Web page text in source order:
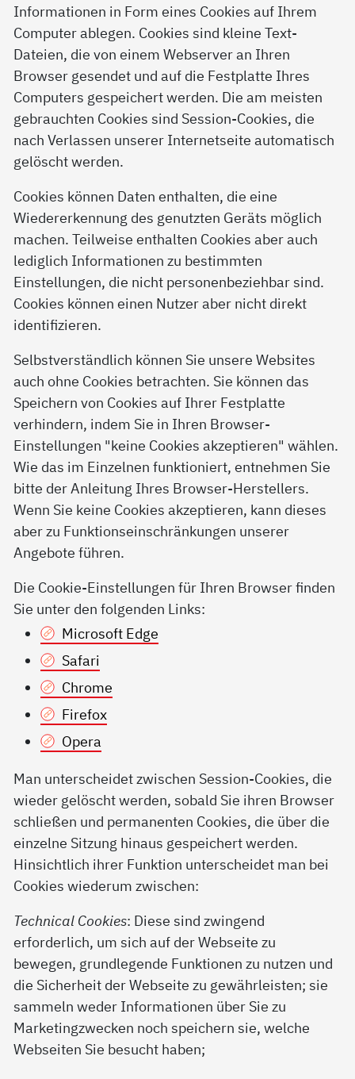
Informationen in Form eines Cookies auf Ihrem
Computer ablegen. Cookies sind kleine Text-
Dateien, die von einem Webserver an Ihren
Browser gesendet und auf die Festplatte Ihres
Computers gespeichert werden. Die am meisten
gebrauchten Cookies sind Session-Cookies, die
nach Verlassen unserer Internetseite automatisch
gelöscht werden.
Cookies können Daten enthalten, die eine
Wiedererkennung des genutzten Geräts möglich
machen. Teilweise enthalten Cookies aber auch
lediglich Informationen zu bestimmten
Einstellungen, die nicht personenbeziehbar sind.
Cookies können einen Nutzer aber nicht direkt
identifizieren.
Selbstverständlich können Sie unsere Websites
auch ohne Cookies betrachten. Sie können das
Speichern von Cookies auf Ihrer Festplatte
verhindern, indem Sie in Ihren Browser-
Einstellungen "keine Cookies akzeptieren" wählen.
Wie das im Einzelnen funktioniert, entnehmen Sie
bitte der Anleitung Ihres Browser-Herstellers.
Wenn Sie keine Cookies akzeptieren, kann dieses
aber zu Funktionseinschränkungen unserer
Angebote führen.
Die Cookie-Einstellungen für Ihren Browser finden
Sie unter den folgenden Links:
Microsoft Edge
Safari
Chrome
Firefox
Opera
Man unterscheidet zwischen Session-Cookies, die
wieder gelöscht werden, sobald Sie ihren Browser
schließen und permanenten Cookies, die über die
einzelne Sitzung hinaus gespeichert werden.
Hinsichtlich ihrer Funktion unterscheidet man bei
Cookies wiederum zwischen:
Technical Cookies: Diese sind zwingend
erforderlich, um sich auf der Webseite zu
bewegen, grundlegende Funktionen zu nutzen und
die Sicherheit der Webseite zu gewährleisten; sie
sammeln weder Informationen über Sie zu
Marketingzwecken noch speichern sie, welche
Webseiten Sie besucht haben;